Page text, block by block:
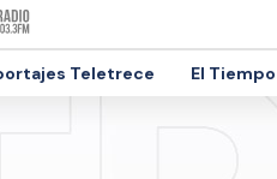
Teletrece El Tiempo